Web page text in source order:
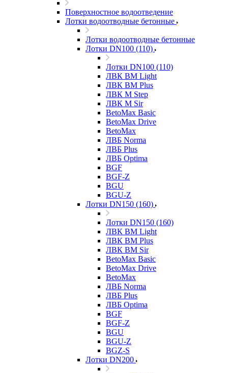
Поверхностное водоотведение
Лотки водоотводные бетонные
Лотки водоотводные бетонные
Лотки DN100 (110)
Лотки DN100 (110)
ЛВК ВМ Light
ЛВК ВМ Plus
ЛВК М Step
ЛВК М Sir
BetoMax Basic
BetoMax Drive
BetoMax
ЛВБ Norma
ЛВБ Plus
ЛВБ Optima
BGF
BGF-Z
BGU
BGU-Z
Лотки DN150 (160)
Лотки DN150 (160)
ЛВК ВМ Light
ЛВК ВМ Plus
ЛВК ВМ Sir
BetoMax Basic
BetoMax Drive
BetoMax
ЛВБ Norma
ЛВБ Plus
ЛВБ Optima
BGF
BGF-Z
BGU
BGU-Z
BGZ-S
Лотки DN200